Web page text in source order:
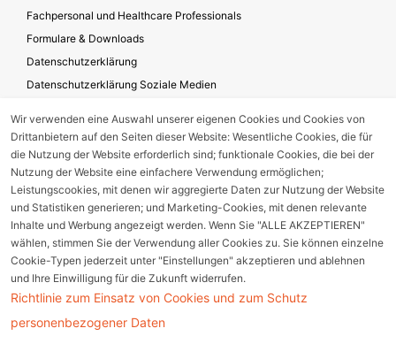
Fachpersonal und Healthcare Professionals
Formulare & Downloads
Datenschutzerklärung
Datenschutzerklärung Soziale Medien
Impressum
Unternehmensverantwortung
Gerätestörung melden
Nebenwirkungsmeldung
Cookie Einstellungen
Wir verwenden eine Auswahl unserer eigenen Cookies und Cookies von
Drittanbietern auf den Seiten dieser Website: Wesentliche Cookies, die für
die Nutzung der Website erforderlich sind; funktionale Cookies, die bei der
Nutzung der Website eine einfachere Verwendung ermöglichen;
Leistungscookies, mit denen wir aggregierte Daten zur Nutzung der Website
und Statistiken generieren; und Marketing-Cookies, mit denen relevante
Inhalte und Werbung angezeigt werden. Wenn Sie "ALLE AKZEPTIEREN"
wählen, stimmen Sie der Verwendung aller Cookies zu. Sie können einzelne
Cookie-Typen jederzeit unter "Einstellungen" akzeptieren und ablehnen
und Ihre Einwilligung für die Zukunft widerrufen.
Richtlinie zum Einsatz von Cookies und zum Schutz
personenbezogener Daten